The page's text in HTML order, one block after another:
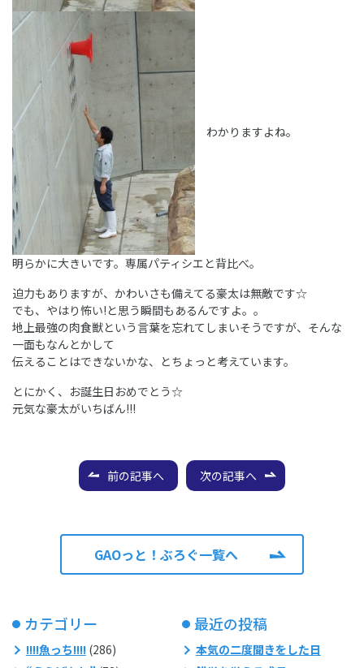
わかりますよね。
明らかに大きいです。専属パティシエと背比べ。
迫力もありますが、かわいさも備えてる豪太は無敵です☆
でも、やはり怖い!と思う瞬間もあるんですよ。。
地上最強の肉食獣という言葉を忘れてしまいそうですが、そんな
一面もなんとかして
伝えることはできないかな、とちょっと考えています。
とにかく、お誕生日おめでとう☆
元気な豪太がいちばん!!!
前の記事へ 次の記事へ
GAOっと！ぶろぐ一覧へ
カテゴリー
!!!!魚っち!!!!(286)
最近の投稿
本気の二度聞きをした日